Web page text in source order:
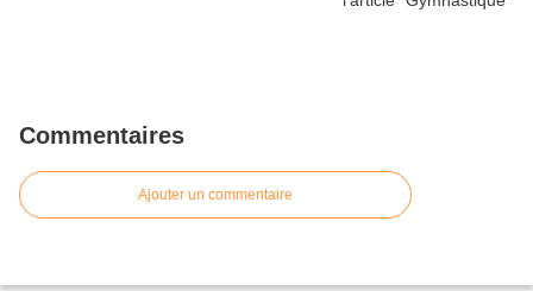
Commentaires
Ajouter un commentaire